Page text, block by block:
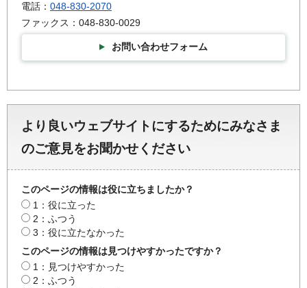
電話： 048-830-2070
ファックス：048-830-0029
お問い合わせフォーム
より良いウェブサイトにするためにみなさま
のご意見をお聞かせください
このページの情報は役に立ちましたか？
1：役に立った
2：ふつう
3：役に立たなかった
このページの情報は見つけやすかったですか？
1：見つけやすかった
2：ふつう